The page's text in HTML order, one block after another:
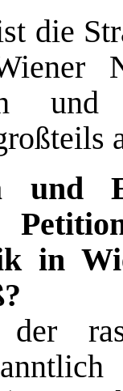
die
und
in